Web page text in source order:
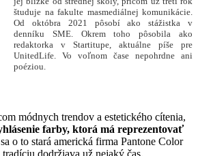
študuje na fakulte masmediálnej komunikácie.
Od októbra 2021 pôsobí ako stážistka v
denníku SME. Okrem toho pôsobila ako
redaktorka v Startitupe, aktuálne píše pre
UnitedLife. Vo voľnom čase nepohrdne ani
poéziou.
módnych trendov a estetického cítenia,
farby, ktorá má reprezentovať
o to stará americká firma Pantone Color